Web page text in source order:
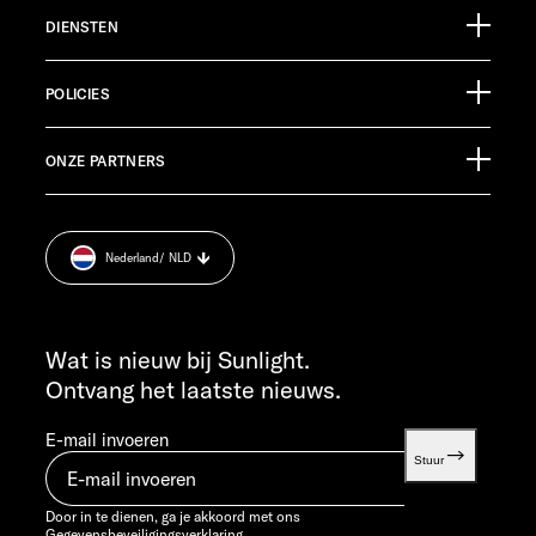
Ölmühlestraße 6
88299 Leutkirch
Germany
KLANTENSERVICE
service@service.sunlight.de
MA T/M DO 7:30 - 12:00 UUR EN 13:00 - 16:00 UUR
VR 7:30 - 12:00 UUR
info@sunlight.de
DIENSTEN
Informatiemateriaal
POLICIES
Afdruk.
Cookie Consent
Informatie over het gewicht.
ONZE PARTNERS
Wat is nieuw bij Sunlight.
Ontvang het laatste nieuws.
E-mail invoeren
Stuur
Door in te dienen, ga je akkoord met ons
Nederland / NLD